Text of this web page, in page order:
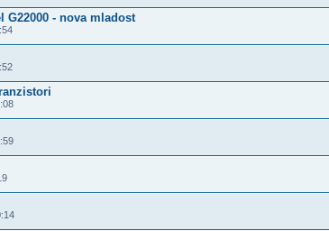
G22000 - nova mladost